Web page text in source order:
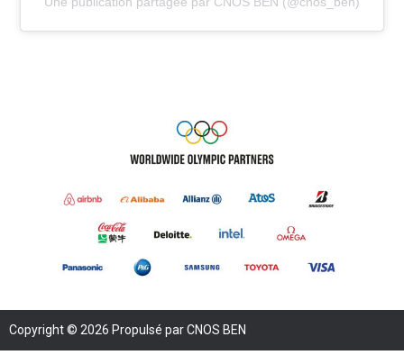
Copyright © 2026 Propulsé par CNOS BEN